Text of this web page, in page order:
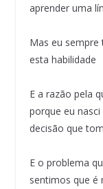
aprender uma
Mas eu
esta habilidade
E a razão pela
porque eu
decisão que
E o problema
sentimos que é